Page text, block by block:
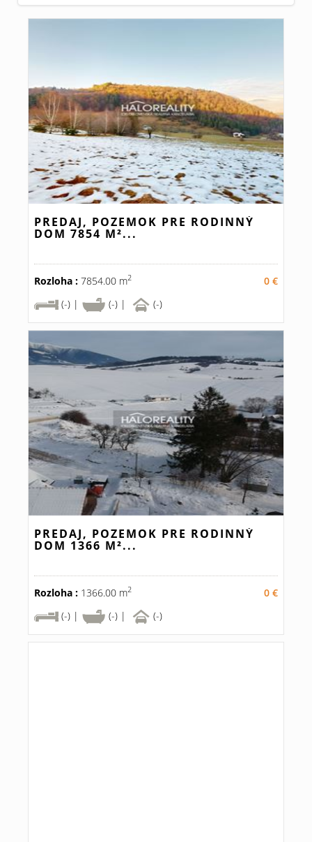
PREDAJ, POZEMOK PRE RODINNÝ
DOM 7854 M²...
Rozloha : 7854.00 m2
0 €
(-) |
(-) | (-)
PREDAJ, POZEMOK PRE RODINNÝ
DOM 1366 M²...
Rozloha : 1366.00 m2
0 €
(-) |
(-) | (-)